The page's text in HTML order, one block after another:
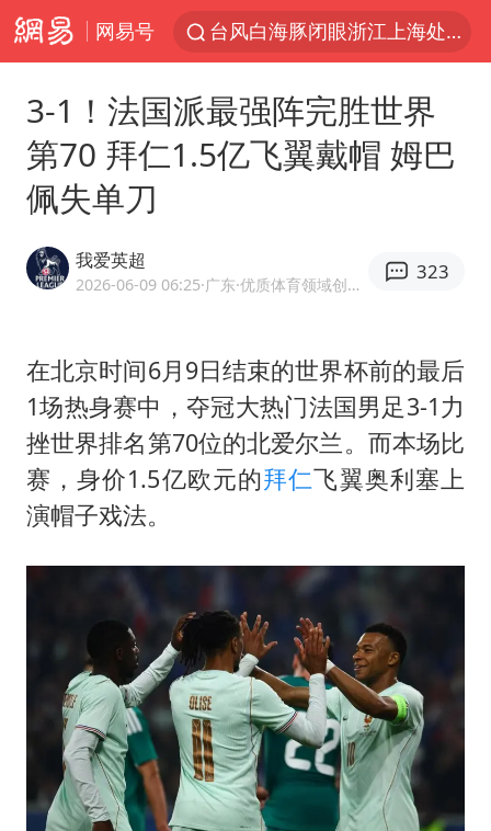
网易号
台风白海豚闭眼浙江上海处于危险半圆
网约车司机充电时猝死保险拒赔
周末打虎 宋致远被查
上半年国内居民出游人次34.63亿
刘浩存百花奖开幕式红裙起舞
万岁山接盘烂尾恒大文旅城
薛之谦杭州站演唱会取消
习近平心系体育强国建设
3-1！法国派最强阵完胜世界
第70 拜仁1.5亿飞翼戴帽 姆巴
佩失单刀
我爱英超
2026-06-09 06:25·广东 ·优质体育领域创作者
323
在北京时间6月9日结束的世界杯前的最后
1场热身赛中，夺冠大热门法国男足3-1力
挫世界排名第70位的北爱尔兰。而本场比
赛，身价1.5亿欧元的拜仁飞翼奥利塞上
演帽子戏法。